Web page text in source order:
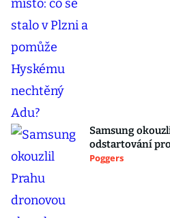
Samsung
odstartování
Poggers